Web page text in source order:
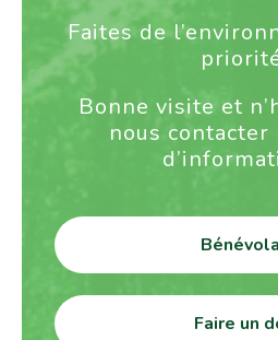
Faites de
Bonne visite et
nous
Faire un